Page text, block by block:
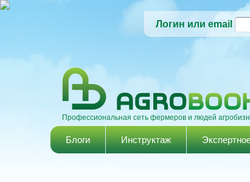
Логин или email
Профессиональная сеть фермеров и людей
Главное меню
Блоги Инструктаж